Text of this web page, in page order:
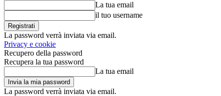
La tua email
il tuo username
La password verrà inviata via email.
Privacy e cookie
Recupero della password
Recupera la tua password
La tua email
La password verrà inviata via email.